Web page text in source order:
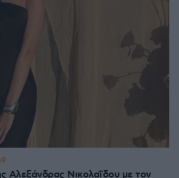
Αλεξάνδρας Νικολαΐδου με τον